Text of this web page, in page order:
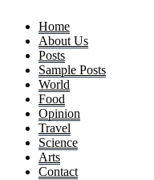
Home
About Us
Posts
Sample Posts
World
Food
Opinion
Travel
Science
Arts
Contact